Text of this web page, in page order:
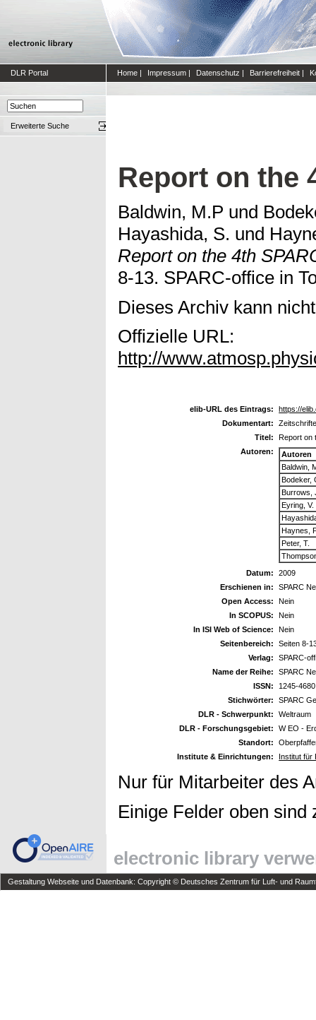
DLR Portal Home | Impressum | Datenschutz | Barrierefreiheit |
Erweiterte Suche
Report on the
Baldwin, M.P und
Hayashida, S. und
Report on the 4th
8-13. SPARC-office in
Dieses Archiv kann
Offizielle URL:
http://
elib-URL des Eintrags:
https://
Dokumentart:
Titel:
Report on
Autoren:
Autoren
Baldwin,
Bodeker,
Burrows,
Eyring, V.
Haynes,
Peter, T.
Datum:
2009
Erschienen in:
SPARC
Open Access:
Nein
In SCOPUS:
Nein
In ISI Web of Science:
Nein
Seitenbereich:
Seiten 8-
Verlag:
SPARC-
Name der Reihe:
SPARC
ISSN:
1245-4680
Stichwörter:
SPARC
DLR - Schwerpunkt:
Weltraum
DLR - Forschungsgebiet:
W EO -
Standort:
Institute & Einrichtungen:
Institut für
Nur für Mitarbeiter des
Einige Felder oben
electronic library
Gestaltung Webseite und Datenbank: Copyright © Deutsches Zentrum für Luft- und